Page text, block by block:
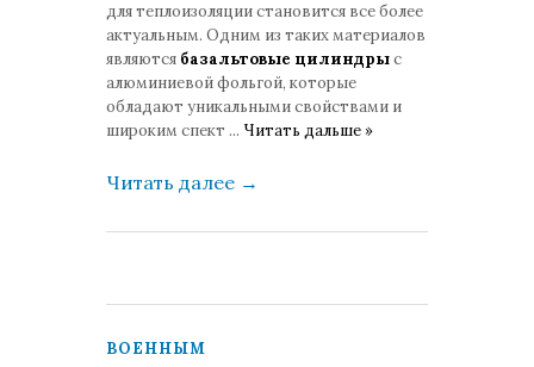
для теплоизоляции становится все более
актуальным. Одним из таких материалов
являются базальтовые цилиндрыс
алюминиевой фольгой, которые
обладают уникальными свойствами и
широким спект ... Читать дальше »
Читать далее →
ВОЕННЫМ